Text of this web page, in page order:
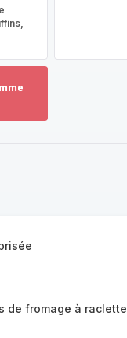
de fromage à raclette